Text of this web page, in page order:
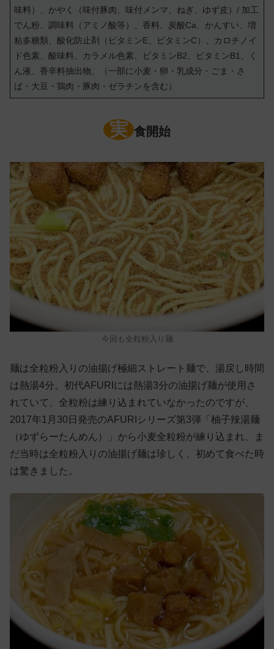
味料）、かやく（味付豚肉、味付メンマ、ねぎ、ゆず皮）/ 加工
でん粉、調味料（アミノ酸等）、香料、炭酸Ca、かんすい、増
粘多糖類、酸化防止剤（ビタミンE、ビタミンC）、カロチノイ
ド色素、酸味料、カラメル色素、ビタミンB2、ビタミンB1、く
ん液、香辛料抽出物、（一部に小麦・卵・乳成分・ごま・さ
ば・大豆・鶏肉・豚肉・ゼラチンを含む）
実 食開始
今回も全粒粉入り麺
麺は全粒粉入りの油揚げ極細ストレート麺で、湯戻し時間
は熱湯4分。初代AFURIには熱湯3分の油揚げ麺が使用さ
れていて、全粒粉は練り込まれていなかったのですが、
2017年1月30日発売のAFURIシリーズ第3弾「柚子辣湯麺
（ゆずらーたんめん）」から小麦全粒粉が練り込まれ、ま
だ当時は全粒粉入りの油揚げ麺は珍しく、初めて食べた時
は驚きました。